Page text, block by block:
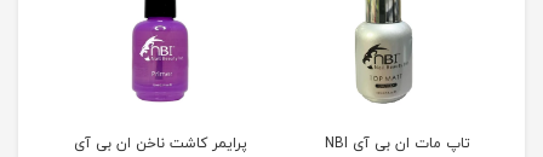
تاپ مات ان بی آی NBI
پرایمر کاشت ناخن ان بی آی